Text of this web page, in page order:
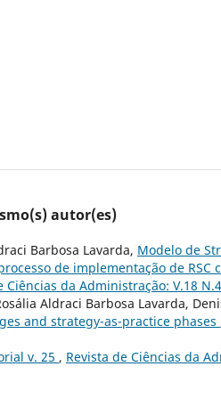
autor(es)
Barbosa Lavarda, Modelo de
de implementação de
Ciências da Administração: V.18
Aldraci Barbosa Lavarda,
and strategy-as-practice phases
v. 25 , Revista de Ciências da